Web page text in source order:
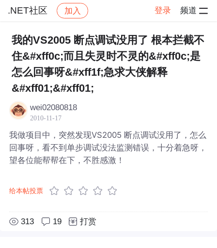
.NET社区 加入 登录 频道
社区 .NET社区 帖子详情
我的VS2005 断点调试没用了 根本拦截不
住&#xff0c;而且失灵时不灵的&#xff0c;是
怎么回事呀&#xff1f;急求大侠解释
&#xff01;&#xff01;
wei02080818
2010-11-17
我做项目中，突然发现VS2005 断点调试没用了，怎么
回事呀，看不到单步调试没法监测错误，十分着急呀，
望各位能帮帮在下，不胜感激！
给本帖投票
313 19 打赏